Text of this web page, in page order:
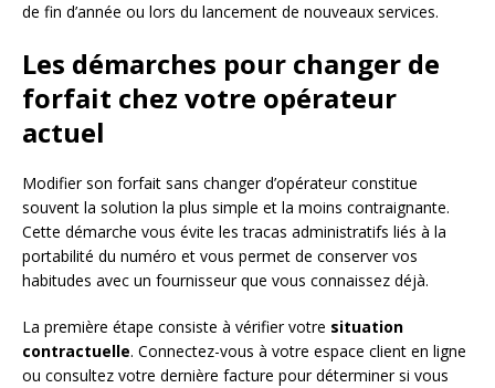
de fin d’année ou lors du lancement de nouveaux services.
Les démarches pour changer de
forfait chez votre opérateur
actuel
Modifier son forfait sans changer d’opérateur constitue
souvent la solution la plus simple et la moins contraignante.
Cette démarche vous évite les tracas administratifs liés à la
portabilité du numéro et vous permet de conserver vos
habitudes avec un fournisseur que vous connaissez déjà.
La première étape consiste à vérifier votre situation
contractuelle. Connectez-vous à votre espace client en ligne
ou consultez votre dernière facture pour déterminer si vous